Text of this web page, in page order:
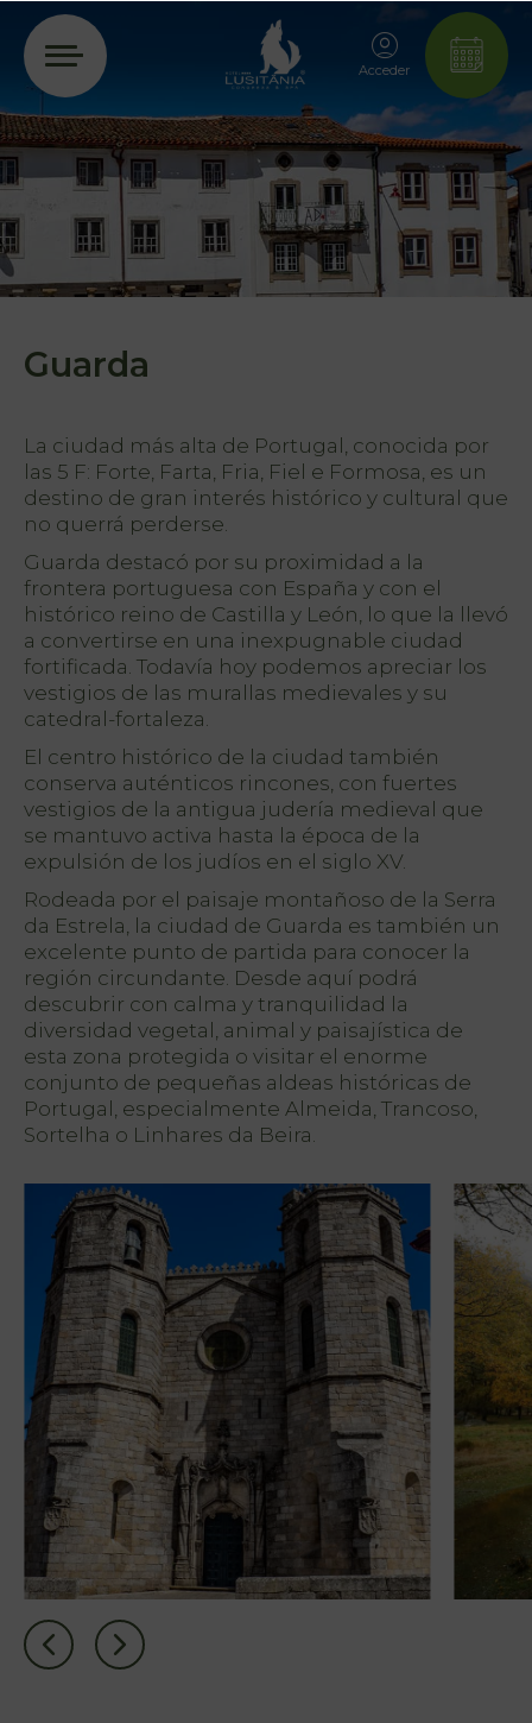
PT
FR
EN
ES
Inicio
Habitaciones
Natura Club
& Spa
Servicios
Acceder
Guarda
La ciudad más alta de Portugal, conocida por
las 5 F: Forte, Farta, Fria, Fiel e Formosa, es un
destino de gran interés histórico y cultural que
no querrá perderse.
Guarda destacó por su proximidad a la
frontera portuguesa con España y con el
histórico reino de Castilla y León, lo que la llevó
a convertirse en una inexpugnable ciudad
fortificada. Todavía hoy podemos apreciar los
vestigios de las murallas medievales y su
catedral-fortaleza.
El centro histórico de la ciudad también
conserva auténticos rincones, con fuertes
vestigios de la antigua judería medieval que
se mantuvo activa hasta la época de la
expulsión de los judíos en el siglo XV.
Rodeada por el paisaje montañoso de la Serra
da Estrela, la ciudad de Guarda es también un
excelente punto de partida para conocer la
región circundante. Desde aquí podrá
descubrir con calma y tranquilidad la
diversidad vegetal, animal y paisajística de
esta zona protegida o visitar el enorme
conjunto de pequeñas aldeas históricas de
Portugal, especialmente Almeida, Trancoso,
Sortelha o Linhares da Beira.